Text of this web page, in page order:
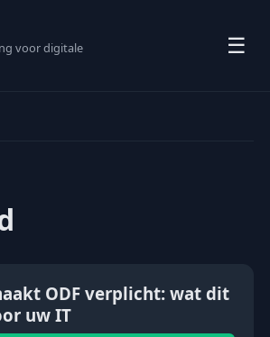
voor digitale
☰
ODF verplicht: wat dit
uw IT